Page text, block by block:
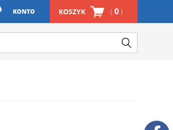
KOSZYK ( 0 )
KONTO